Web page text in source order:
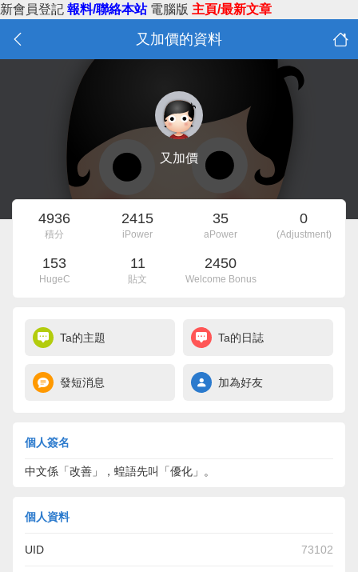
新會員登記 報料/聯絡本站 電腦版 主頁/最新文章
又加價的資料
又加價
4936
積分
2415
iPower
35
aPower
0
(Adjustment)
153
HugeC
11
貼文
2450
Welcome Bonus
Ta的主題 Ta的日誌
發短消息 加為好友
個人簽名
中文係「改善」，蝗語先叫「優化」。
個人資料
UID 73102